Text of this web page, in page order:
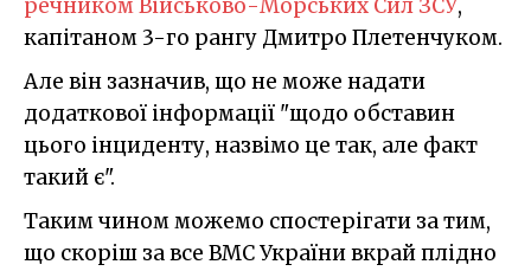
речником Військово-Морських Сил ЗСУ,
капітаном 3-го рангу Дмитро Плетенчуком.
Але він зазначив, що не може надати
додаткової інформації "щодо обставин
цього інциденту, назвімо це так, але факт
такий є".
Таким чином можемо спостерігати за тим,
що скоріш за все ВМС України вкрай плідно